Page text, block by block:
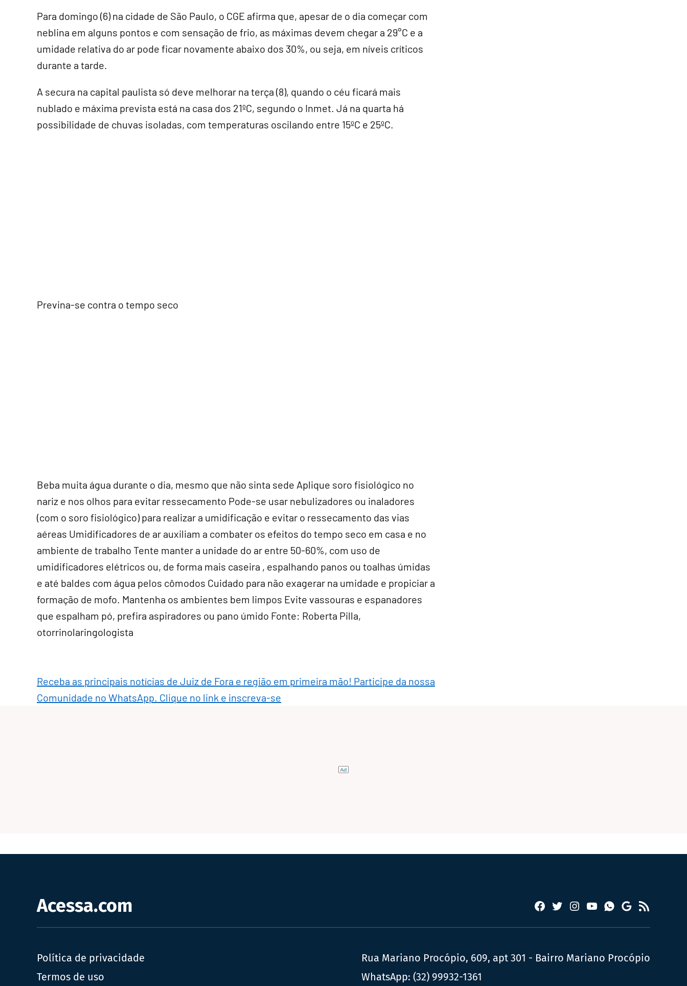
Para domingo (6) na cidade de São Paulo, o CGE afirma que, apesar de o dia começar com
neblina em alguns pontos e com sensação de frio, as máximas devem chegar a 29°C e a
umidade relativa do ar pode ficar novamente abaixo dos 30%, ou seja, em níveis críticos
durante a tarde.
A secura na capital paulista só deve melhorar na terça (8), quando o céu ficará mais
nublado e máxima prevista está na casa dos 21ºC, segundo o Inmet. Já na quarta há
possibilidade de chuvas isoladas, com temperaturas oscilando entre 15ºC e 25ºC.
Previna-se contra o tempo seco
Beba muita água durante o dia, mesmo que não sinta sede Aplique soro fisiológico no
nariz e nos olhos para evitar ressecamento Pode-se usar nebulizadores ou inaladores
(com o soro fisiológico) para realizar a umidificação e evitar o ressecamento das vias
aéreas Umidificadores de ar auxiliam a combater os efeitos do tempo seco em casa e no
ambiente de trabalho Tente manter a unidade do ar entre 50-60%, com uso de
umidificadores elétricos ou, de forma mais caseira , espalhando panos ou toalhas úmidas
e até baldes com água pelos cômodos Cuidado para não exagerar na umidade e propiciar a
formação de mofo. Mantenha os ambientes bem limpos Evite vassouras e espanadores
que espalham pó, prefira aspiradores ou pano úmido Fonte: Roberta Pilla,
otorrinolaringologista
Receba as principais notícias de Juiz de Fora e região em primeira mão! Participe da nossa
Comunidade no WhatsApp. Clique no link e inscreva-se
Acessa.com Facebook
TwitterInstagram
YouTubeWhatsapp
Google
News
RSS
Política de privacidade
Termos de uso
Rua Mariano Procópio, 609, apt 301 - Bairro Mariano Procópio
WhatsApp: (32) 99932-1361